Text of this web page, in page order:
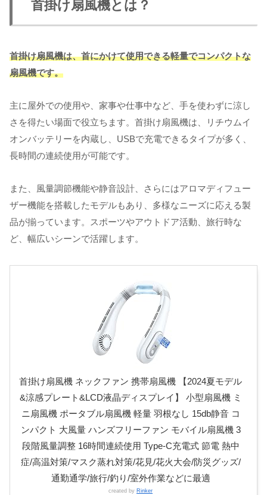
首掛け扇風機とは？
首掛け扇風機は、首にかけて使用できる軽量でコンパクトな
扇風機です。
主に屋外での使用や、家事や仕事中など、手を使わずに涼し
さを得たい場面で役立ちます。首掛け扇風機は、リチウムイ
オンバッテリーを内蔵し、USBで充電できるタイプが多く、
長時間の連続使用が可能です。
また、風量調節機能や静音設計、さらにはアロマディフュー
ザー機能を搭載したモデルもあり、多様なニーズに応える製
品が揃っています。スポーツやアウトドア活動、旅行時な
ど、幅広いシーンで活躍します。
首掛け扇風機 ネックファン 携帯扇風機 【2024夏モデル
&涼感プレート&LCD液晶ディスプレイ】 小型扇風機 ミ
ニ扇風機 ポータブル扇風機 軽量 羽根なし 15db静音 コ
ンパクト 大風量 ハンズフリーファン モバイル扇風機 3
段階風量調整 16時間連続使用 Type-C充電式 節電 熱中
症/高温対策/マスク蒸れ対策/花見/花火大会/防災グッズ/
通勤通学/旅行/釣り/室外作業などに最適
created by Rinker